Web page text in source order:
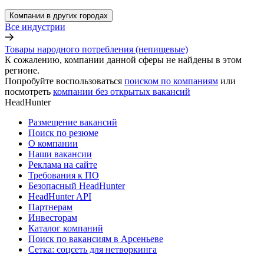
Компании в других городах
Все индустрии
Товары народного потребления (непищевые)
К сожалению, компании данной сферы не найдены в этом
регионе.
Попробуйте воспользоваться поиском по компаниям или
посмотреть компании без открытых вакансий
HeadHunter
Размещение вакансий
Поиск по резюме
О компании
Наши вакансии
Реклама на сайте
Требования к ПО
Безопасный HeadHunter
HeadHunter API
Партнерам
Инвесторам
Каталог компаний
Поиск по вакансиям в Арсеньеве
Сетка: соцсеть для нетворкинга